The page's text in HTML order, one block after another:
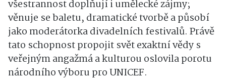
všestrannost doplňují i umělecké zájmy;
věnuje se baletu, dramatické tvorbě a působí
jako moderátorka divadelních festivalů. Právě
tato schopnost propojit svět exaktní vědy s
veřejným angažmá a kulturou oslovila porotu
národního výboru pro UNICEF.